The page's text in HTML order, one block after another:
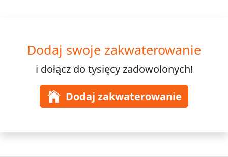
Dodaj swoje zakwaterowanie
i dołącz do tysięcyzadowolonych!
Dodaj zakwaterowanie